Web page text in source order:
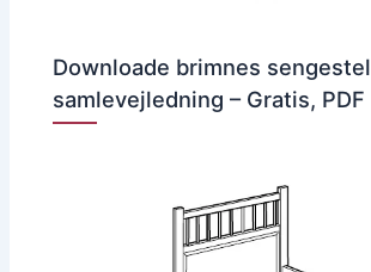
Downloade brimnes sengestel
samlevejledning – Gratis, PDF